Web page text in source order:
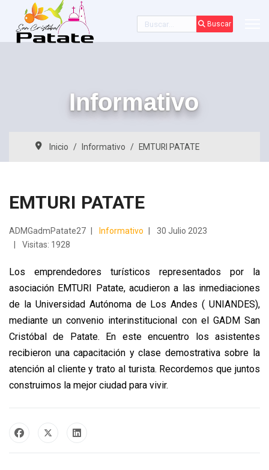
Buscar Buscar
Informativo
Inicio Informativo EMTURI PATATE
EMTURI PATATE
ADMGadmPatate27 Informativo
30 Julio 2023
Visitas: 1928
Los emprendedores turísticos representados por la
asociación EMTURI Patate, acudieron a las inmediaciones
de la Universidad Autónoma de Los Andes ( UNIANDES),
mediante un convenio interinstitucional con el GADM San
Cristóbal de Patate. En este encuentro los asistentes
recibieron una capacitación y clase demostrativa sobre la
atención al cliente y trato al turista. Recordemos que juntos
construimos la mejor ciudad para vivir.